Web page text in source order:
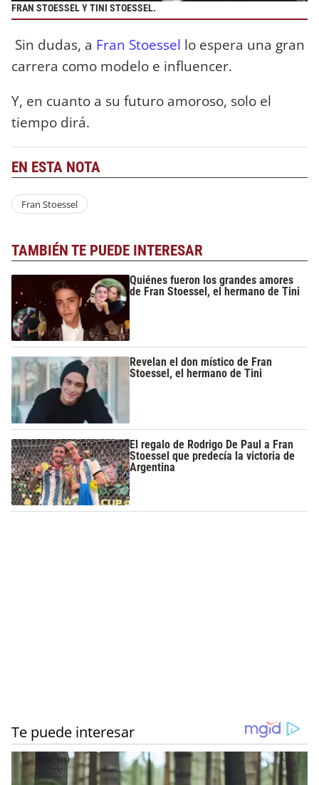
FRAN STOESSEL Y TINI STOESSEL.
Sin dudas, a Fran Stoessel lo espera una gran
carrera como modelo e influencer.
Y, en cuanto a su futuro amoroso, solo el
tiempo dirá.
EN ESTA NOTA
Fran Stoessel
TAMBIÉN TE PUEDE INTERESAR
Quiénes fueron los grandes amores
de Fran Stoessel, el hermano de Tini
Revelan el don místico de Fran
Stoessel, el hermano de Tini
El regalo de Rodrigo De Paul a Fran
Stoessel que predecía la victoria de
Argentina